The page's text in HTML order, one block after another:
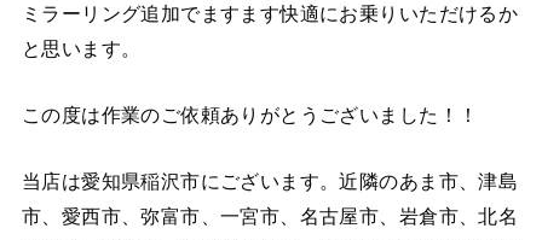
ミラーリング追加でますます快適にお乗りいただけるか
と思います。
この度は作業のご依頼ありがとうございました！！
当店は愛知県稲沢市にございます。近隣のあま市、津島
市、愛西市、弥富市、一宮市、名古屋市、岩倉市、北名